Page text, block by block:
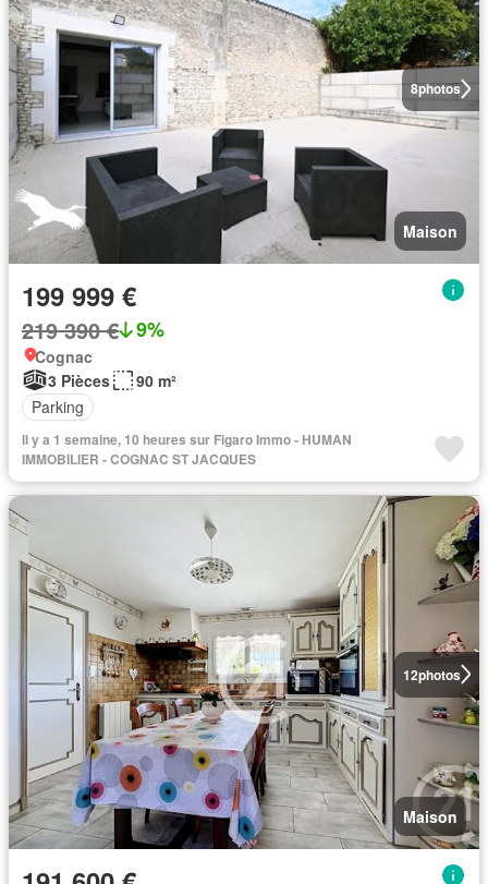
8photos
Maison
199 999 €
219 390 € 9%
Cognac
3 Pièces
90 m²
Parking
Il y a 1 semaine, 10 heures sur Figaro Immo - HUMAN
IMMOBILIER - COGNAC ST JACQUES
12photos
Maison